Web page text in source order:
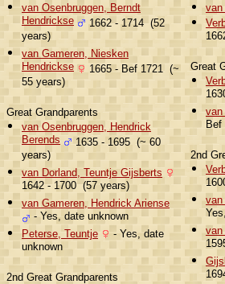
van Osenbruggen, Berndt
Hendrickse 1662 - 1714 (52
years)
van Gameren, Niesken
Hendrickse 1665 - Bef 1721 (~
55 years)
Great Grandparents
van Osenbruggen, Hendrick
Berends 1635 - 1695 (~ 60
years)
van Dorland, Teuntje Gijsberts
1642 - 1700 (57 years)
van Gameren, Hendrick Ariense
- Yes, date unknown
Peterse, Teuntje - Yes, date
unknown
2nd Great Grandparents
van
Great
van
Bef
2nd
van
van